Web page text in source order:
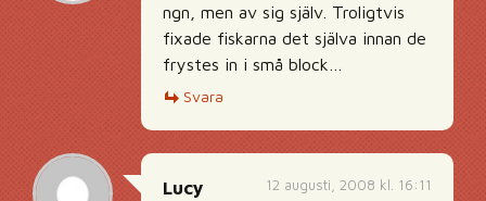
ngn, men av sig själv. Troligtvis
fixade fiskarna det själva innan de
frystes in i små block…
Svara
12 augusti, 2008 kl. 16:11
Lucy